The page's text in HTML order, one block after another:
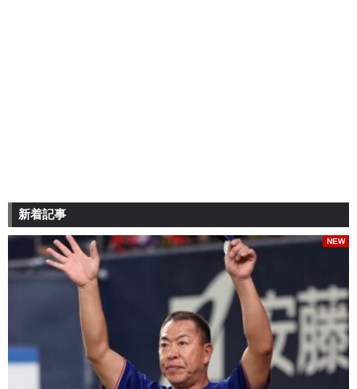
新着記事
NEW